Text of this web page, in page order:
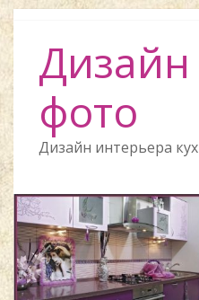
фото
Дизайн интерьера